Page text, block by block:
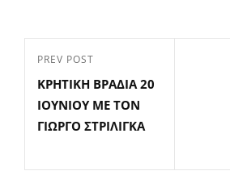
Πλοήγηση
άρθρων
Previous
Post
PREV POST
ΚΡΗΤΙΚΗ ΒΡΑΔΙΑ 20
ΙΟΥΝΙΟΥ ΜΕ ΤΟΝ
ΓΙΩΡΓΟ ΣΤΡΙΛΙΓΚΑ